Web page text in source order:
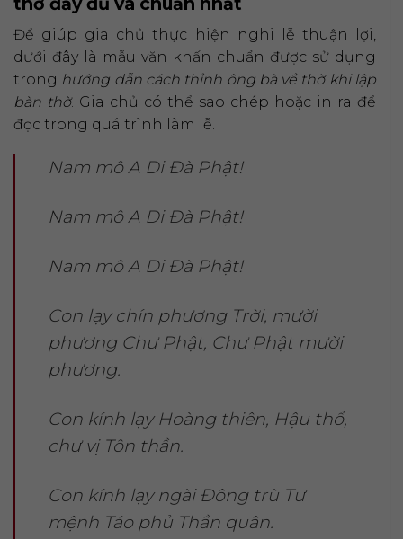
Để giúp gia chủ thực hiện nghi lễ thuận lợi,
dưới đây là mẫu văn khấn chuẩn được sử dụng
trong hướng dẫn cách thỉnh ông bà về thờ khi lập
bàn thờ. Gia chủ có thể sao chép hoặc in ra để
đọc trong quá trình làm lễ.
Nam mô A Di Đà Phật!
Nam mô A Di Đà Phật!
Nam mô A Di Đà Phật!
Con lạy chín phương Trời, mười
phương Chư Phật, Chư Phật mười
phương.
Con kính lạy Hoàng thiên, Hậu thổ,
chư vị Tôn thần.
Con kính lạy ngài Đông trù Tư
mệnh Táo phủ Thần quân.